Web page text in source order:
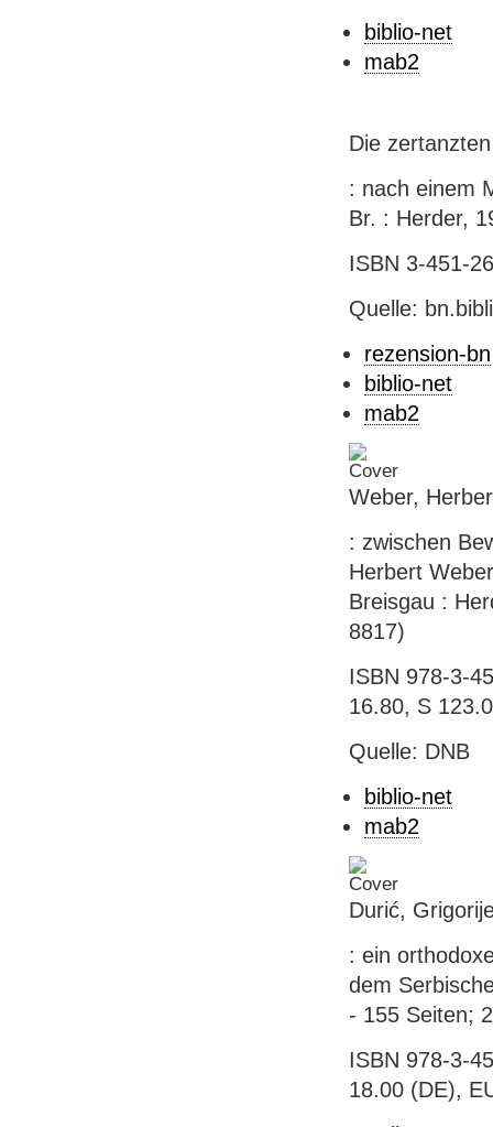
biblio-net
mab2
Die
: nach einem
Br. : Herder,
ISBN 3-451-
Quelle:
rezension-bn
biblio-net
mab2
Weber,
: zwischen
Herbert
Breisgau :
8817)
ISBN 978-3-
16.80, S
Quelle: DNB
biblio-net
mab2
Durić,
: ein
dem
- 155 Seiten;
ISBN 978-3-
18.00 (DE),